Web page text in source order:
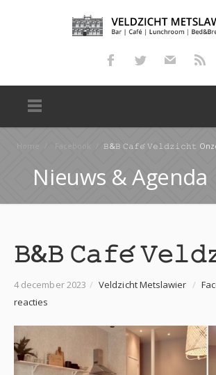
Home Facebook 𝙱&𝙱 𝙲𝚊𝚏𝚎́ 𝚅𝚎𝚕𝚍𝚣𝚒𝚌𝚑𝚝 Onze vierpersoonskamer “Master fan
Nieuws & Agenda
4 december 2023 / Veldzicht Metslawier /
reacties